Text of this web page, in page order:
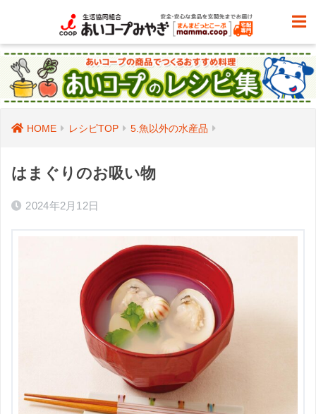
HOME レシピTOP 5.魚以外の水産品
はまぐりのお吸い物
2024年2月12日